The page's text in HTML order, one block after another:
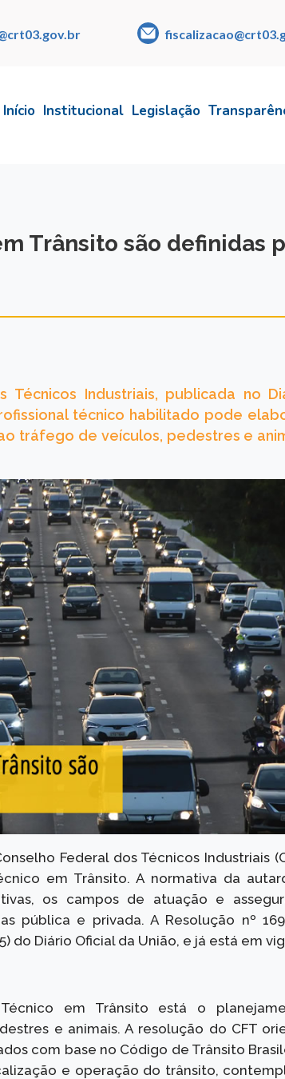
Início Institucional Legislação
Trânsito são definidas
Técnicos Industriais, publicada no
técnico habilitado pode
tráfego de veículos, pedestres e
Federal dos Técnicos Industriais
em Trânsito. A normativa da
os campos de atuação e
pública e privada. A Resolução nº
Diário Oficial da União, e já está em
em Trânsito está o
e animais. A resolução do CFT
com base no Código de Trânsito
e operação do trânsito,